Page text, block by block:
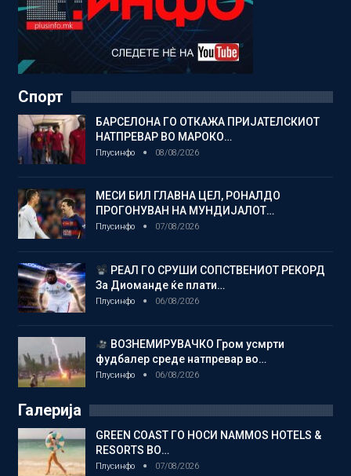
Спорт
БАРСЕЛОНА ГО ОТКАЖА ПРИЈАТЕЛСКИОТ
НАТПРЕВАР ВО МАРОКО…
Плусинфо 08/08/2026
МЕСИ БИЛ ГЛАВНА ЦЕЛ, РОНАЛДО
ПРОГОНУВАН НА МУНДИЈАЛОТ…
Плусинфо 07/08/2026
РЕАЛ ГО СРУШИ СОПСТВЕНИОТ РЕКОРД
За Диоманде ќе плати…
Плусинфо 06/08/2026
ВОЗНЕМИРУВАЧКО Гром усмрти
фудбалер среде натпревар во…
Плусинфо 06/08/2026
Галерија
GREEN COAST ГО НОСИ NAMMOS HOTELS &
RESORTS ВО…
Плусинфо 07/08/2026